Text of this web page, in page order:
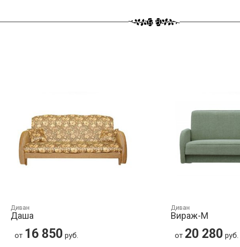
Диван
Даша
от 16 850 руб.
Диван
Вираж-М
от 20 280 руб.